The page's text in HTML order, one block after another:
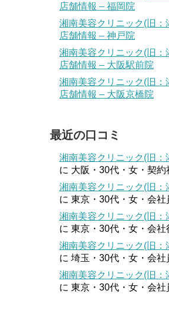
店舗情報 – 福岡院
湘南美容クリニック(旧：
店舗情報 – 神戸院
湘南美容クリニック(旧：
店舗情報 – 大阪駅前院
湘南美容クリニック(旧：
店舗情報 – 大阪京橋院
最近の口コミ
湘南美容クリニック(旧：
に 大阪・30代・女・契約
湘南美容クリニック(旧：
に 東京・30代・女・会社
湘南美容クリニック(旧：
に 東京・30代・女・会社
湘南美容クリニック(旧：
に 埼玉・30代・女・会社
湘南美容クリニック(旧：
に 東京・30代・女・会社